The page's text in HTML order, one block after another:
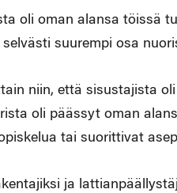
oli oman alansa töissä
suurempi osa
niin, että sisustajista
oli päässyt oman
tai suorittivat
ja